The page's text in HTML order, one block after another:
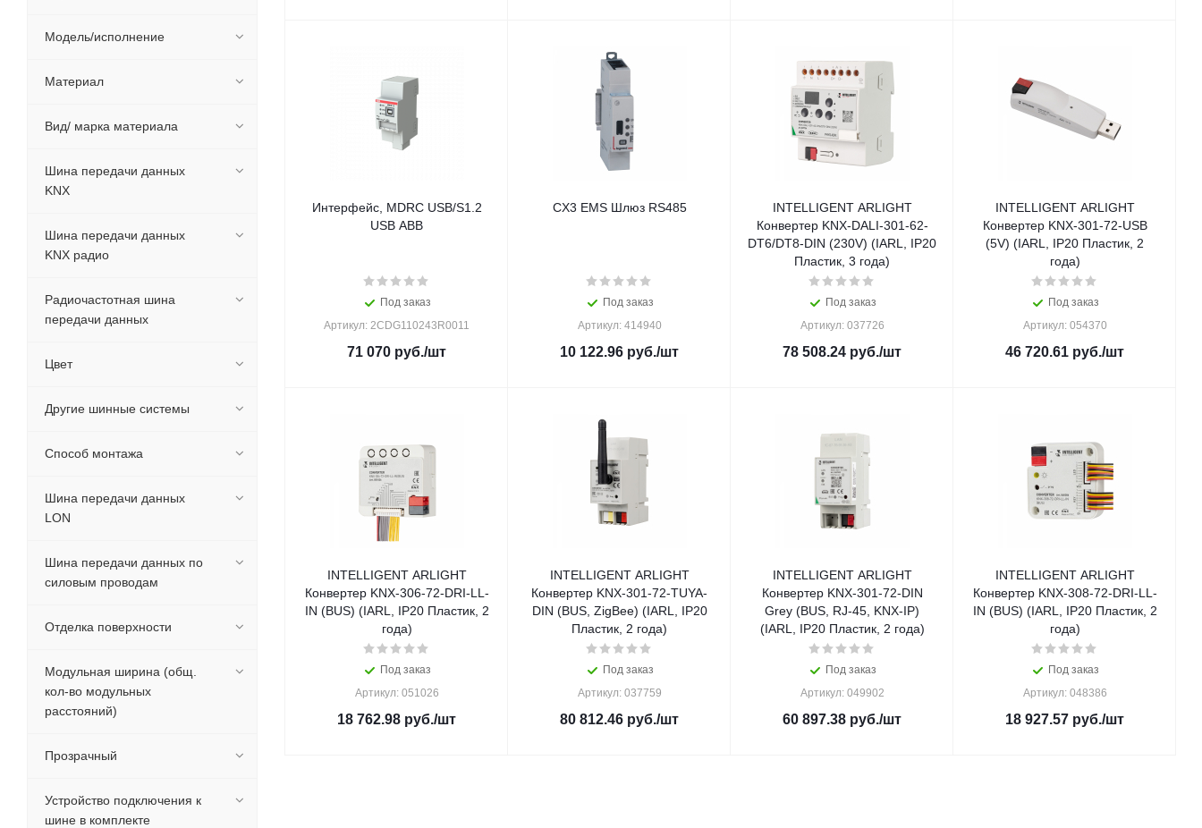
Интерфейс, MDRC USB/S1.2
USB ABB
Под заказ
Артикул: 2CDG110243R0011
71 070 руб./шт
CX3 EMS Шлюз RS485
Под заказ
Артикул: 414940
10 122.96 руб./шт
INTELLIGENT ARLIGHT
Конвертер KNX-DALI-301-62-
DT6/DT8-DIN (230V) (IARL, IP20
Пластик, 3 года)
Под заказ
Артикул: 037726
78 508.24 руб./шт
INTELLIGENT ARLIGHT
Конвертер KNX-301-72-USB
(5V) (IARL, IP20 Пластик, 2
года)
Под заказ
Артикул: 054370
46 720.61 руб./шт
INTELLIGENT ARLIGHT
Конвертер KNX-306-72-DRI-LL-
IN (BUS) (IARL, IP20 Пластик, 2
года)
Под заказ
Артикул: 051026
18 762.98 руб./шт
INTELLIGENT ARLIGHT
Конвертер KNX-301-72-TUYA-
DIN (BUS, ZigBee) (IARL, IP20
Пластик, 2 года)
Под заказ
Артикул: 037759
80 812.46 руб./шт
INTELLIGENT ARLIGHT
Конвертер KNX-301-72-DIN
Grey (BUS, RJ-45, KNX-IP)
(IARL, IP20 Пластик, 2 года)
Под заказ
Артикул: 049902
60 897.38 руб./шт
INTELLIGENT ARLIGHT
Конвертер KNX-308-72-DRI-LL-
IN (BUS) (IARL, IP20 Пластик, 2
года)
Под заказ
Артикул: 048386
18 927.57 руб./шт
Модель/исполнение
Материал
Вид/ марка материала
Шина передачи данных
KNX
Шина передачи данных
KNX радио
Радиочастотная шина
передачи данных
Цвет
Другие шинные системы
Способ монтажа
Шина передачи данных
LON
Шина передачи данных по
силовым проводам
Отделка поверхности
Модульная ширина (общ.
кол-во модульных
расстояний)
Прозрачный
Устройство подключения к
шине в комплекте